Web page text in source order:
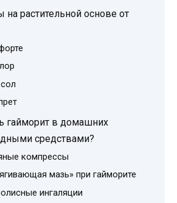
на растительной основе от
гайморит в домашних
средствами?
компрессы
мазь» при гайморите
ингаляции